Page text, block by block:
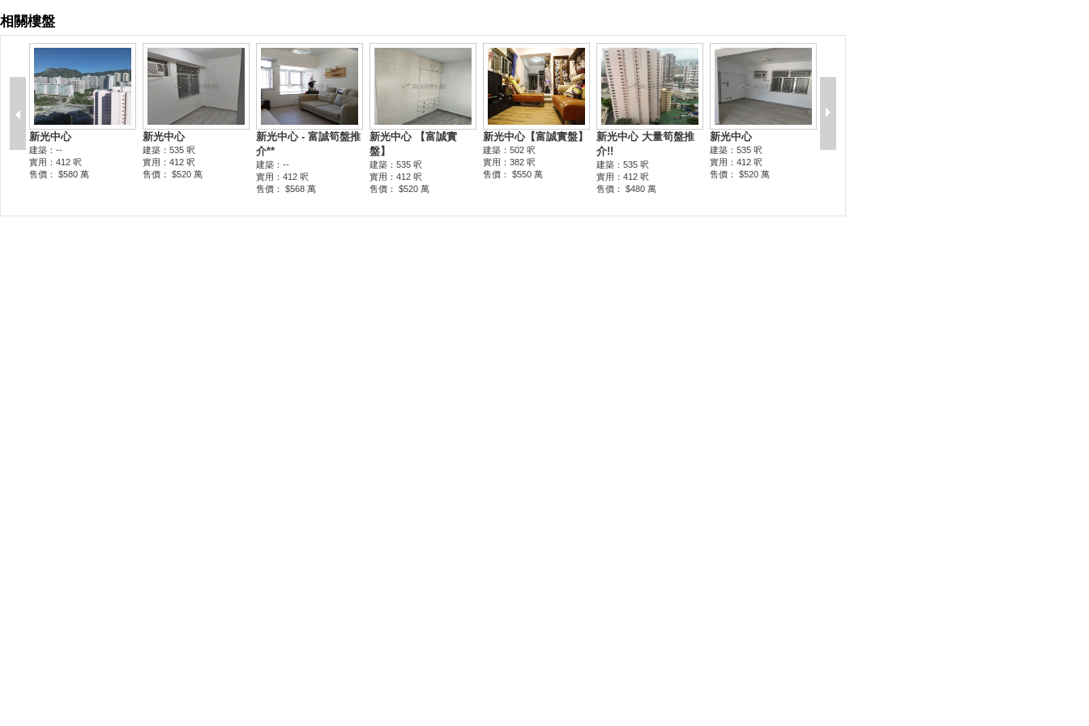
相關樓盤
新光中心
建築：--
實用：412 呎
售價： $580 萬
新光中心
建築：535 呎
實用：412 呎
售價： $520 萬
新光中心 - 富誠筍盤推
介**
建築：--
實用：412 呎
售價： $568 萬
新光中心 【富誠實
盤】
建築：535 呎
實用：412 呎
售價： $520 萬
新光中心【富誠實盤】
建築：502 呎
實用：382 呎
售價： $550 萬
新光中心 大量筍盤推
介!!
建築：535 呎
實用：412 呎
售價： $480 萬
新光中心
建築：535 呎
實用：412 呎
售價： $520 萬